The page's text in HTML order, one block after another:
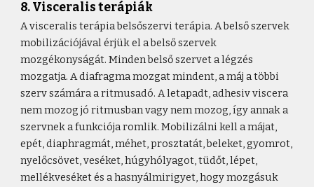
8. Visceralis terápiák
A visceralis terápia belsőszervi terápia. A belső szervek
mobilizációjával érjük el a belső szervek
mozgékonyságát. Minden belső szervet a légzés
mozgatja. A diafragma mozgat mindent, a máj a többi
szerv számára a ritmusadó. A letapadt, adhesiv viscera
nem mozog jó ritmusban vagy nem mozog, így annak a
szervnek a funkciója romlik. Mobilizálni kell a májat,
epét, diaphragmát, méhet, prosztatát, beleket, gyomrot,
nyelőcsövet, veséket, húgyhólyagot, tüdőt, lépet,
mellékveséket és a hasnyálmirigyet, hogy mozgásuk